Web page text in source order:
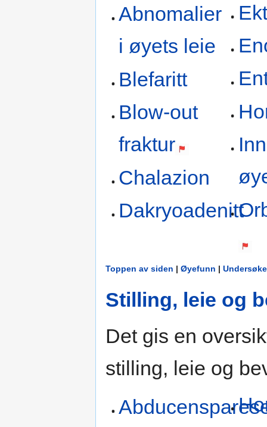
Abnomalier
i øyets leie
Blefaritt
Blow-out
fraktur
Chalazion
Dakryoadenitt
Toppen av siden | Øyefunn |
Stilling, leie og
Det gis en
stilling, leie og